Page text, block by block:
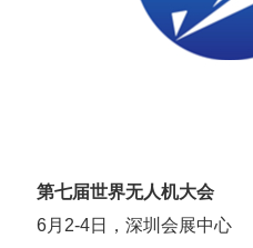
第七届世界无人机大会
6月2-4日，深圳会展中心